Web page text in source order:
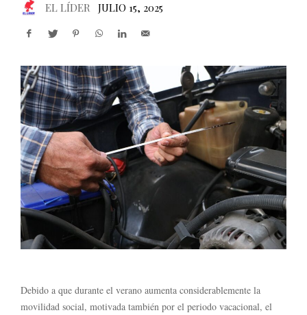
EL LÍDER JULIO 15, 2025
Debido a que durante el verano aumenta considerablemente la
movilidad social, motivada también por el periodo vacacional, el